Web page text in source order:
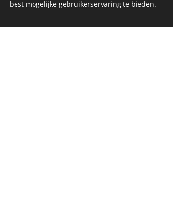
Een
best mogelijke gebruikerservaring te bieden.